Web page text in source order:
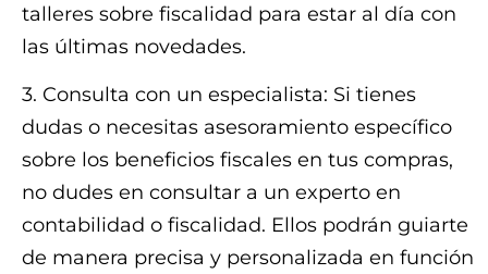
talleres sobre fiscalidad para estar al día con
las últimas novedades.
3. Consulta con un especialista: Si tienes
dudas o necesitas asesoramiento específico
sobre los beneficios fiscales en tus compras,
no dudes en consultar a un experto en
contabilidad o fiscalidad. Ellos podrán guiarte
de manera precisa y personalizada en función